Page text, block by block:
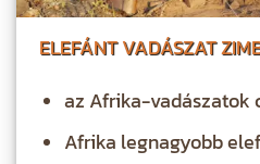
ELEFÁNT VADÁSZAT
az Afrika-vadászatok
Afrika legnagyobb